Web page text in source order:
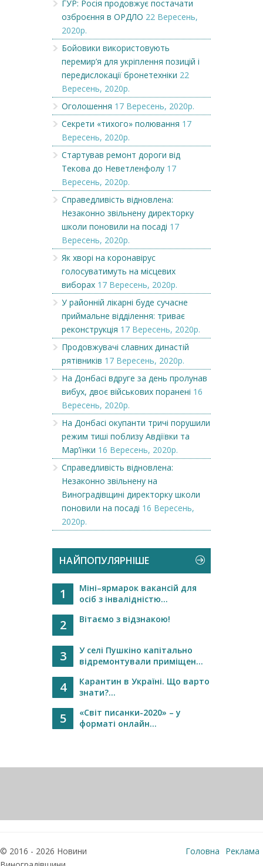
ГУР: Росія продовжує постачати
озброєння в ОРДЛО 22 Вересень,
2020р.
Бойовики використовують
перемир’я для укріплення позицій і
передислокації бронетехніки 22
Вересень, 2020р.
Оголошення 17 Вересень, 2020р.
Секрети «тихого» полювання 17
Вересень, 2020р.
Стартував ремонт дороги від
Текова до Неветленфолу 17
Вересень, 2020р.
Справедливість відновлена:
Незаконно звільнену директорку
школи поновили на посаді 17
Вересень, 2020р.
Як хворі на коронавірус
голосуватимуть на місцевих
виборах 17 Вересень, 2020р.
У районній лікарні буде сучасне
приймальне відділення: триває
реконструкція 17 Вересень, 2020р.
Продовжувачі славних династій
рятівників 17 Вересень, 2020р.
На Донбасі вдруге за день пролунав
вибух, двоє військових поранені 16
Вересень, 2020р.
На Донбасі окупанти тричі порушили
режим тиші поблизу Авдіївки та
Мар’їнки 16 Вересень, 2020р.
Справедливість відновлена:
Незаконно звільнену на
Виноградівщині директорку школи
поновили на посаді 16 Вересень,
2020р.
НАЙПОПУЛЯРНІШЕ
1
Міні–ярмарок вакансій для
осіб з інвалідністю...
2 Вітаємо з відзнакою!
3
У селі Пушкіно капітально
відремонтували приміщен...
4
Карантин в Україні. Що варто
знати?...
5
«Світ писанки-2020» – у
форматі онлайн...
© 2016 - 2026 Новини
Головна
Реклама